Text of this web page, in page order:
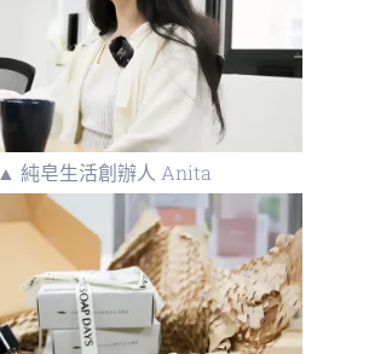
▲ 純皂生活創辦人 Anita